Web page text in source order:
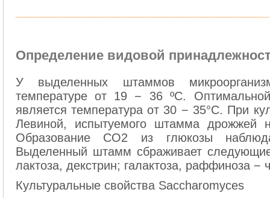
Определение видовой
У выделенных штаммов
температуре от 19 − 36 ºС.
является температура от 30 − 35°С. При
Левиной, испытуемого штамма дрожжей
Образование СО2 из глюкозы
Выделенный штамм сбраживает
лактоза, декстрин; галактоза, раффиноза −
Культуральные свойства Saccharomyces